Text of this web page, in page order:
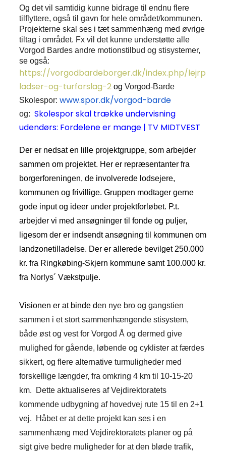
Og det vil samtidig kunne bidrage til endnu flere
tilflyttere, også til gavn for hele området/kommunen.
Projekterne skal ses i tæt sammenhæng med øvrige
tiltag i området. Fx vil det kunne understøtte alle
Vorgod Bardes andre motionstilbud og stisystemer,
se også:
https://vorgodbardeborger.dk/index.php/lejrp
ladser-og-turforslag-2 og Vorgod-Barde
Skolespor: www.spor.dk/vorgod-barde
og: Skolespor skal trække undervisning
udendørs: Fordelene er mange | TV MIDTVEST
Der er nedsat en lille projektgruppe, som arbejder
sammen om projektet. Her er repræsentanter fra
borgerforeningen, de involverede lodsejere,
kommunen og frivillige. Gruppen modtager gerne
gode input og ideer under projektforløbet. P.t.
arbejder vi med ansøgninger til fonde og puljer,
ligesom der er indsendt ansøgning til kommunen om
landzonetilladelse. Der er allerede bevilget 250.000
kr. fra Ringkøbing-Skjern kommune samt 100.000 kr.
fra Norlys´ Vækstpulje.
Visionen er at binde den nye bro og gangstien
sammen i et stort sammenhængende stisystem,
både øst og vest for Vorgod Å og dermed give
mulighed for gående, løbende og cyklister at færdes
sikkert, og flere alternative turmuligheder med
forskellige længder, fra omkring 4 km til 10-15-20
km. Dette aktualiseres af Vejdirektoratets
kommende udbygning af hovedvej rute 15 til en 2+1
vej. Håbet er at dette projekt kan ses i en
sammenhæng med Vejdirektoratets planer og på
sigt give bedre muligheder for at den bløde trafik,